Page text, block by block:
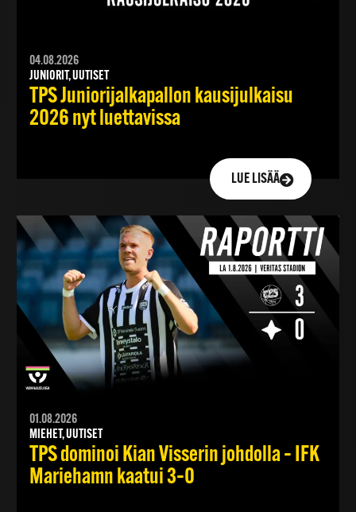
04.08.2026
JUNIORIT, UUTISET
TPS Juniorijalkapallon kausijulkaisu
2026 nyt luettavissa
LUE LISÄÄ
01.08.2026
MIEHET, UUTISET
TPS dominoi Kian Visserin johdolla – IFK
Mariehamn kaatui 3–0